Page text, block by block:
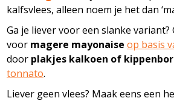
kalfsvlees, alleen noem je het dan
Ga je liever voor een slanke variant?
voor magere mayonaise op basis
door plakjes kalkoen of
tonnato.
Liever geen vlees? Maak eens een